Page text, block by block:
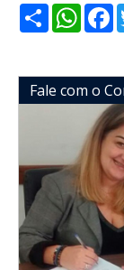
Share
Fale com o